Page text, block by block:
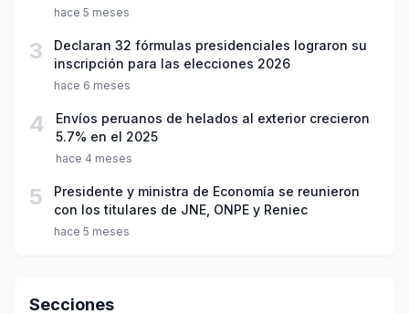
hace 5 meses
3
Declaran 32 fórmulas presidenciales lograron su
inscripción para las elecciones 2026
hace 6 meses
4
Envíos peruanos de helados al exterior crecieron
5.7% en el 2025
hace 4 meses
5
Presidente y ministra de Economía se reunieron
con los titulares de JNE, ONPE y Reniec
hace 5 meses
Secciones